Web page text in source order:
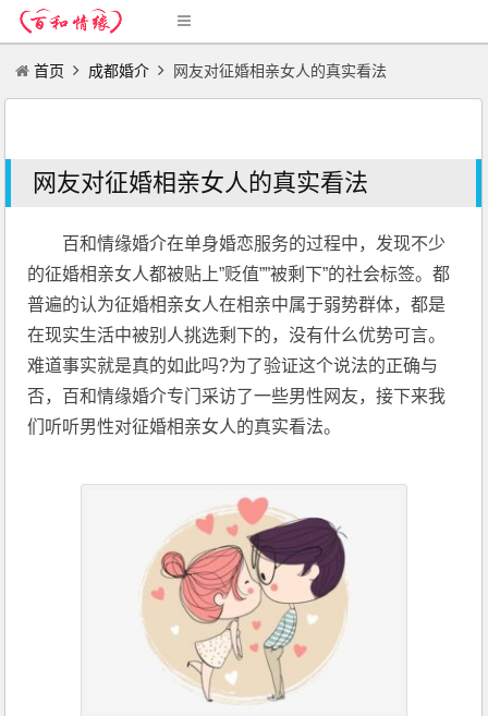
首页 成都婚介 网友对征婚相亲女人的真实看法
网友对征婚相亲女人的真实看法
百和情缘婚介在单身婚恋服务的过程中，发现不少
的征婚相亲女人都被贴上”贬值””被剩下”的社会标签。都
普遍的认为征婚相亲女人在相亲中属于弱势群体，都是
在现实生活中被别人挑选剩下的，没有什么优势可言。
难道事实就是真的如此吗?为了验证这个说法的正确与
否，百和情缘婚介专门采访了一些男性网友，接下来我
们听听男性对征婚相亲女人的真实看法。